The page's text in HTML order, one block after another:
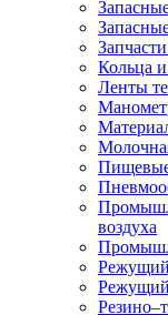
Кольца
Ленты
воздуха
Режущий
Режущий